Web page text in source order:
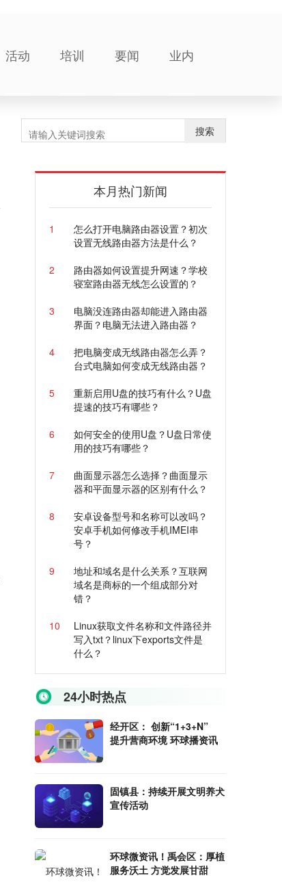
活动 培训 要闻 业内
搜索
本月热门新闻
1
怎么打开电脑路由器设置？初次
设置无线路由器方法是什么？
2
路由器如何设置提升网速？学校
寝室路由器无线怎么设置的？
3
电脑没连路由器却能进入路由器
界面？电脑无法进入路由器？
4
把电脑变成无线路由器怎么弄？
台式电脑如何变成无线路由器？
5
重新启用U盘的技巧有什么？U盘
提速的技巧有哪些？
6
如何安全的使用U盘？U盘日常使
用的技巧有哪些？
7
曲面显示器怎么选择？曲面显示
器和平面显示器的区别有什么？
8
安卓设备型号和名称可以改吗？
安卓手机如何修改手机IMEI串
号？
9
地址和域名是什么关系？互联网
域名是商标的一个组成部分对
错？
10
Linux获取文件名称和文件路径并
写入txt？linux下exports文件是
什么？
24小时热点
经开区： 创新“1+3+N”
提升营商环境 环球播资讯
固镇县：持续开展文明养犬
宣传活动
环球微资讯！禹会区：厚植
服务沃土 方觉发展甘甜